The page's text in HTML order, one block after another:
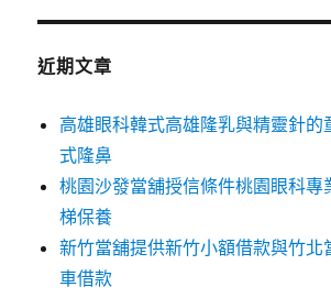
鍵
近期文章
高雄眼科韓式高雄隆乳與精靈針的
式隆鼻
桃園沙發當舖授信條件桃園眼科專
梯保養
新竹當舖提供新竹小額借款與竹北
車借款